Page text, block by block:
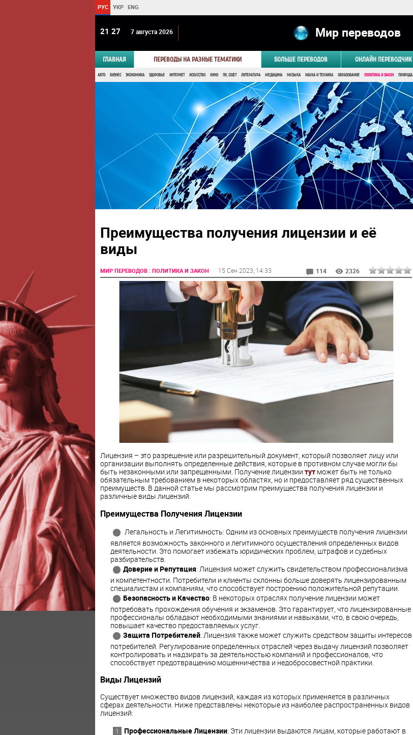
РУС УКР ENG
21:27 7 августа 2026 Мир переводов
ГЛАВНАЯ ПЕРЕВОДЫ НА РАЗНЫЕ ТЕМАТИКИ БОЛЬШЕ ПЕРЕВОДОВ ОНЛАЙН ПЕРЕВОДЧИК
АВТО БИЗНЕС ЭКОНОМИКА ЗДОРОВЬЕ ИНТЕРНЕТ ИСКУССТВО КИНО ПК, СОФТ ЛИТЕРАТУРА МЕДИЦИНА МУЗЫКА НАУКА И ТЕХНИКА ОБРАЗОВАНИЕ ПОЛИТИКА И ЗАКОН ПРИРОДА
Преимущества получения лицензии и её
виды
МИР ПЕРЕВОДОВ: ПОЛИТИКА И ЗАКОН 15 Сен 2023 , 14:33 114 2326
Лицензия – это разрешение или разрешительный документ, который позволяет лицу или
организации выполнять определенные действия, которые в противном случае могли бы
быть незаконными или запрещенными. Получение лицензии тутможет быть не только
обязательным требованием в некоторых областях, но и предоставляет ряд существенных
преимуществ. В данной статье мы рассмотрим преимущества получения лицензии и
различные виды лицензий.
Преимущества Получения Лицензии
Легальность и Легитимность: Одним из основных преимуществ получения лицензии
является возможность законного и легитимного осуществления определенных видов
деятельности. Это помогает избежать юридических проблем, штрафов и судебных
разбирательств.
Доверие и Репутация: Лицензия может служить свидетельством профессионализма
и компетентности. Потребители и клиенты склонны больше доверять лицензированным
специалистам и компаниям, что способствует построению положительной репутации.
Безопасность и Качество: В некоторых отраслях получение лицензии может
потребовать прохождения обучения и экзаменов. Это гарантирует, что лицензированные
профессионалы обладают необходимыми знаниями и навыками, что, в свою очередь,
повышает качество предоставляемых услуг.
Защита Потребителей: Лицензия также может служить средством защиты интересов
потребителей. Регулирование определенных отраслей через выдачу лицензий позволяет
контролировать и надзирать за деятельностью компаний и профессионалов, что
способствует предотвращению мошенничества и недобросовестной практики.
Виды Лицензий
Существует множество видов лицензий, каждая из которых применяется в различных
сферах деятельности. Ниже представлены некоторые из наиболее распространенных видов
лицензий:
Профессиональные Лицензии: Эти лицензии выдаются лицам, которые работают в